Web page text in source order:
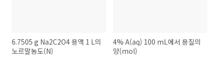
6.7505 g Na2C2O4 용액 1 L의
노르말농도(N)
4% A(aq) 100 mL에서 용질의
양(mol)